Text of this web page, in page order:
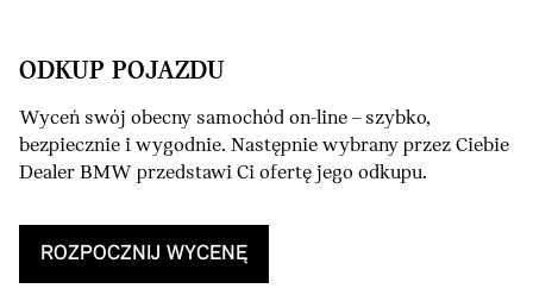
ODKUP POJAZDU
Wyceń swój obecny samochód on-line – szybko,
bezpiecznie i wygodnie. Następnie wybrany przez Ciebie
Dealer BMW przedstawi Ci ofertę jego odkupu.
ROZPOCZNIJ WYCENĘ